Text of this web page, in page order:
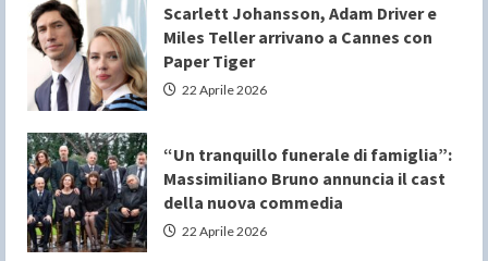
Scarlett Johansson, Adam Driver e
Miles Teller arrivano a Cannes con
Paper Tiger
22 Aprile 2026
“Un tranquillo funerale di famiglia”:
Massimiliano Bruno annuncia il cast
della nuova commedia
22 Aprile 2026